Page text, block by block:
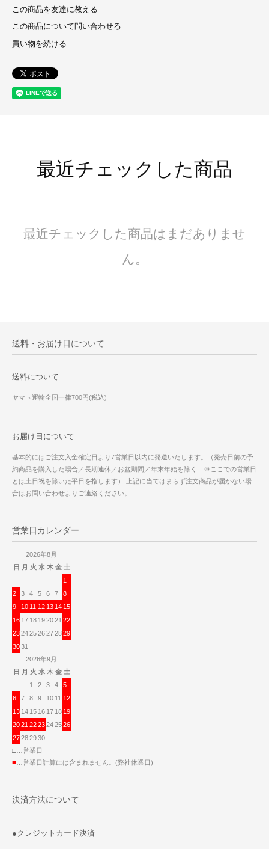
この商品を友達に教える
この商品について問い合わせる
買い物を続ける
最近チェックした商品
最近チェックした商品はまだありませ
ん。
送料・お届け日について
送料について
ヤマト運輸全国一律700円(税込)
お届け日について
基本的にはご注文入金確定日より7営業日以内に発送いたします。（発売日前の予
約商品を購入した場合／長期連休／お盆期間／年末年始を除く ※ここでの営業日
とは土日祝を除いた平日を指します） 上記に当てはまらず注文商品が届かない場
合はお問い合わせよりご連絡ください。
営業日カレンダー
2026年8月
日 月 火 水 木 金 土
1
2
3 4 5 6 7
8
9
10 11 12 13 14 15
16 17 18 192021 22
23242526272829
3031
2026年9月
日 月 火 水 木 金 土
1
2 3 4
5
6
7 8 9 10 11 12
13 14 15 16 17 18 19
2021 2223242526
27282930
□…営業日
■ …営業日計算には含まれません。(弊社休業日)
決済方法について
●クレジットカード決済